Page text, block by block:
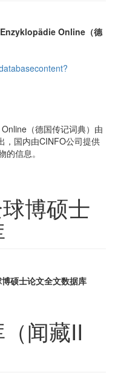
Online（德
（德国传记词典）由
，国内由CINFO公司提供
信息。
博硕士
硕士论文全文数据库
闻藏II